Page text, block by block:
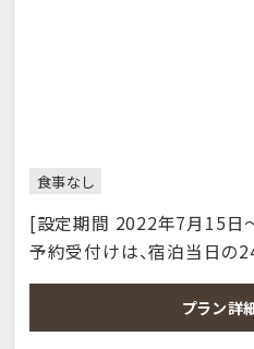
食事なし
[設定期間 2022年7月15日
予約受付けは、宿泊当日の
プラン詳